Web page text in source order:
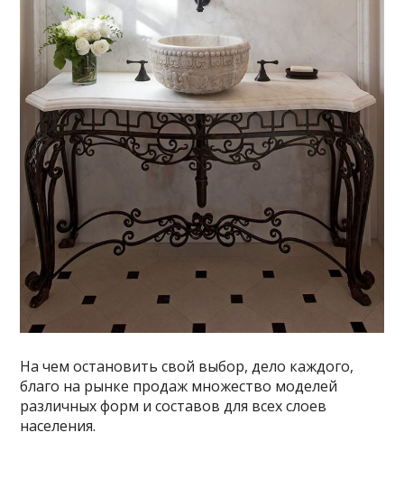
На чем остановить свой выбор, дело каждого,
благо на рынке продаж множество моделей
различных форм и составов для всех слоев
населения.